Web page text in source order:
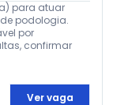
para atuar
podologia.
por
confirmar
Ver vaga